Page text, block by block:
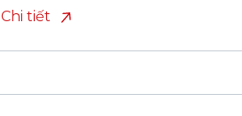
Chi tiết